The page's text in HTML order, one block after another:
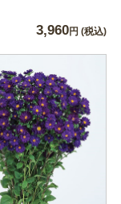
3,960円 (税込)